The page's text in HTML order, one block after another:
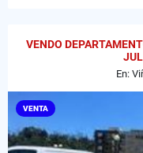
VENDO
En:
VENTA